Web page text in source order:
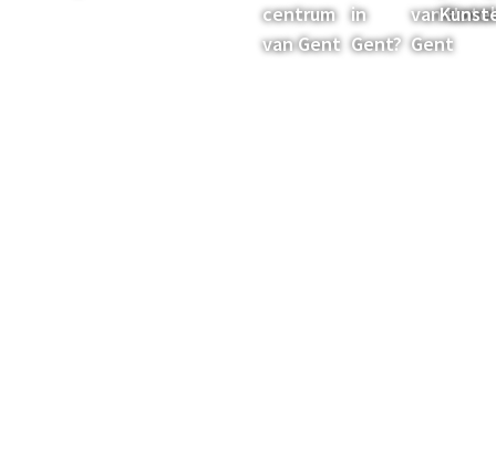
centrum
van Gent
in
Gent?
van Hotel
Gent